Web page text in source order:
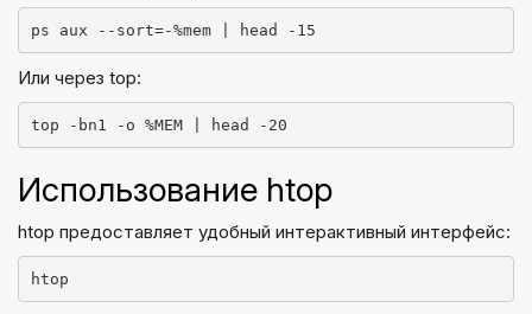
ps aux --sort=-%mem | head -15
Или через top:
top -bn1 -o %MEM | head -20
Использование htop
htop предоставляет удобный интерактивный интерфейс:
htop